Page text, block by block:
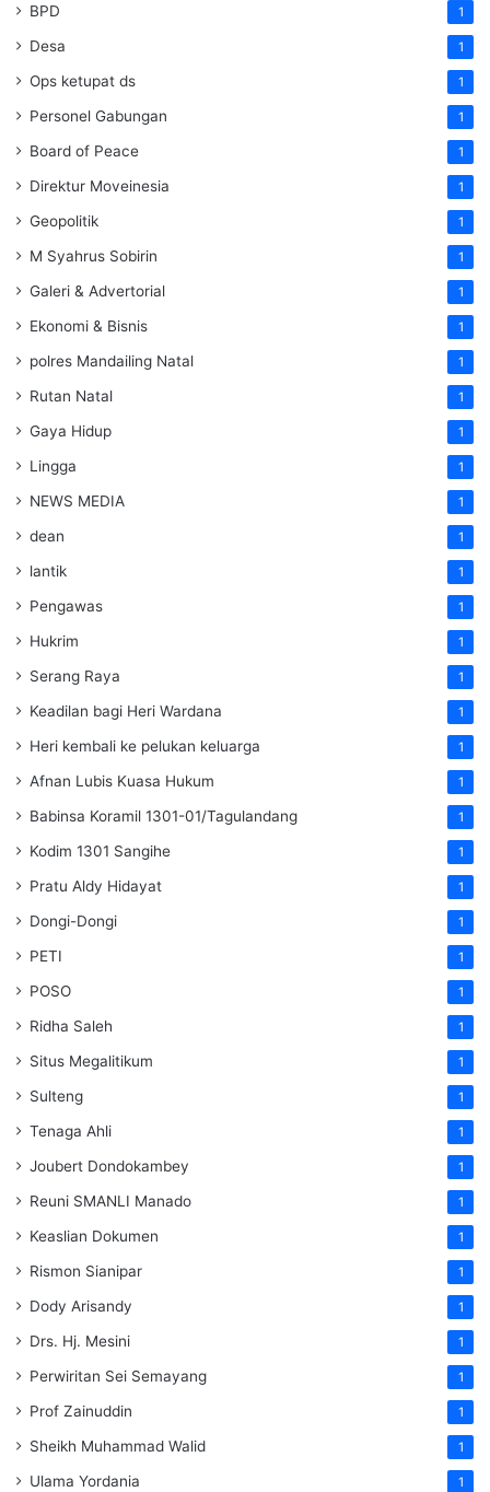
BPD 1
Desa 1
Ops ketupat ds 1
Personel Gabungan 1
Board of Peace 1
Direktur Moveinesia 1
Geopolitik 1
M Syahrus Sobirin 1
Galeri & Advertorial 1
Ekonomi & Bisnis 1
polres Mandailing Natal 1
Rutan Natal 1
Gaya Hidup 1
Lingga 1
NEWS MEDIA 1
dean 1
lantik 1
Pengawas 1
Hukrim 1
Serang Raya 1
Keadilan bagi Heri Wardana 1
Heri kembali ke pelukan keluarga 1
Afnan Lubis Kuasa Hukum 1
Babinsa Koramil 1301-01/Tagulandang 1
Kodim 1301 Sangihe 1
Pratu Aldy Hidayat 1
Dongi-Dongi 1
PETI 1
POSO 1
Ridha Saleh 1
Situs Megalitikum 1
Sulteng 1
Tenaga Ahli 1
Joubert Dondokambey 1
Reuni SMANLI Manado 1
Keaslian Dokumen 1
Rismon Sianipar 1
Dody Arisandy 1
Drs. Hj. Mesini 1
Perwiritan Sei Semayang 1
Prof Zainuddin 1
Sheikh Muhammad Walid 1
Ulama Yordania 1